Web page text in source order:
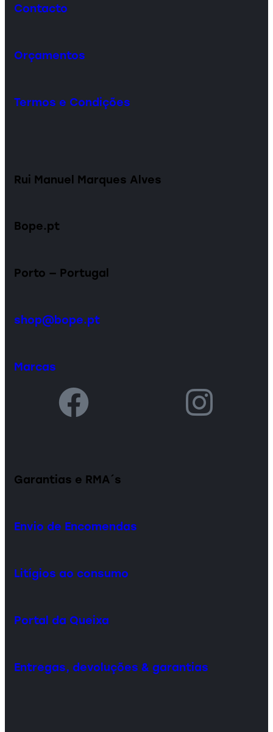
Contacto
Orçamentos
Termos e Condições
Rui Manuel Marques Alves
Bope.pt
Porto — Portugal
shop@bope.pt
Marcas
Garantias e RMA´s
Envio de Encomendas
Litígios ao consumo
Portal da Queixa
Entregas, devoluções & garantias